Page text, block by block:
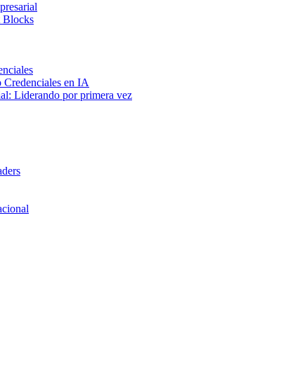
Blocks
en IA
Liderando por primera vez